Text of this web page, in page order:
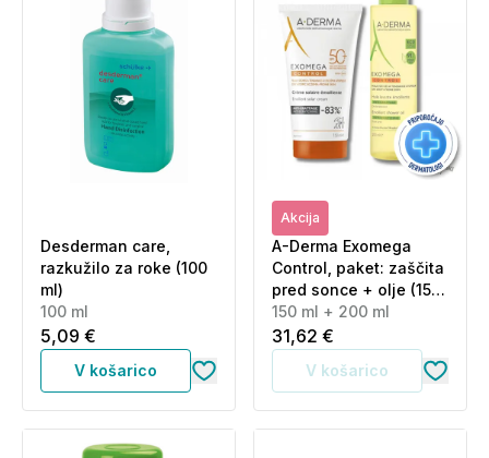
Desderman care,
razkužilo za roke (100
ml)
100 ml
5,09 €
V košarico
Akcija
A-Derma Exomega
Control, paket: zaščita
pred sonce + olje (150
ml + 200 ml)
150 ml + 200 ml
31,62 €
V košarico